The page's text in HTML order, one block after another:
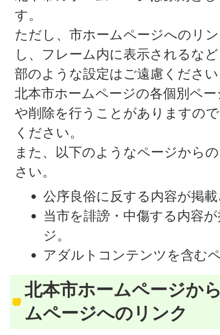
す。
ただし、市ホームページへのリ
し、フレーム内に表示されるな
部のような設定はご遠慮くださ
北本市ホームページの各個別ペ
や削除を行うことがありますの
ください。
また、以下のようなページから
さい。
公序良俗に反する内容が掲
当市を誹謗・中傷する内容
ジ。
アダルトコンテンツを含む
北本市ホームページか
ムページへのリンク